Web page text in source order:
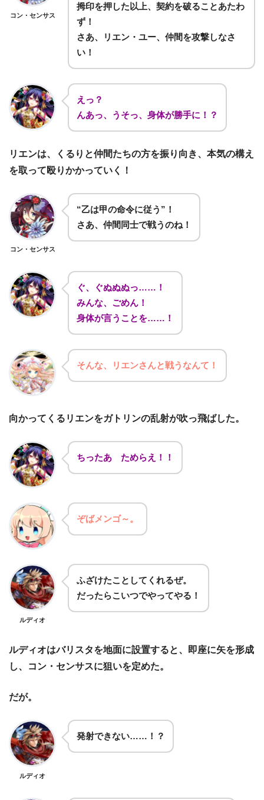
コン・センサス
拇印を押した以上、契約を破ることあたわ
ず！
さあ、リエン・ユー、仲間を攻撃しなさ
い！
えっ？
んあっ、うそっ、身体が勝手に！？
リエンは、くるりと仲間たちの方を振り向き、本気の構え
を取って殴りかかっていく！
コン・センサス
“乙は甲の命令に従う”！
さあ、仲間同士で戦うのね！
ぐ、ぐぬぬぬっ……！
みんな、ごめん！
身体が言うことを……！
そんな、リエンさんと戦うなんて！
向かってくるリエンをガトリンの乱射が吹っ飛ばした。
ちったあ ためらえ！！
ぞばメンゴ～。
ルディオ
ふざけたことしてくれるぜ。
だったらこいつでやってやる！
ルディオはバリスタを地面に設置すると、即座に矢を形成
し、コン・センサスに狙いを定めた。
だが。
ルディオ
発射できない……！？